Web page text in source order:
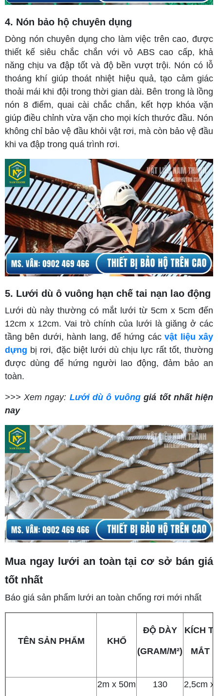
4. Nón bảo hộ chuyên dụng
Dòng nón chuyên dụng cho làm việc trên cao, được
thiết kế siêu chắc chắn với vỏ ABS cao cấp, khả
năng chịu va đập tốt và độ bền vượt trội. Nón có lỗ
thoáng khí giúp thoát nhiệt hiệu quả, tạo cảm giác
thoải mái khi đội trong thời gian dài. Bên trong là lồng
nón 8 điểm, quai cài chắc chắn, kết hợp khóa vặn
giúp điều chỉnh vừa vặn cho mọi kích thước đầu. Nón
không chỉ bảo vệ đầu khỏi vật rơi, mà còn bảo vệ đầu
khi va đập trong quá trình rơi.
5. Lưới dù ô vuông hạn chế tai nạn lao động
Lưới dù này thường có mắt lưới từ 5cm x 5cm đến
12cm x 12cm. Vai trò chính của lưới là giăng ở các
tầng bên dưới, hành lang, để hứng cácvật liệu xây
dựng bị rơi, đặc biệt lưới dù chịu lực rất tốt, thường
được dùng để hứng người lao động, đảm bảo an
toàn.
>>> Xem ngay: Lưới dù ô vuông giá tốt nhất hiện
nay
Mua ngay lưới an toàn tại cơ sở bán giá
tốt nhất
Báo giá sản phẩm lưới an toàn chống rơi mới nhất
TÊN SẢN PHẨM KHỔ
ĐỘ DÀY
(GRAM/M²)
KÍCH
MẮT
2m x 50m 130 2,5cm x